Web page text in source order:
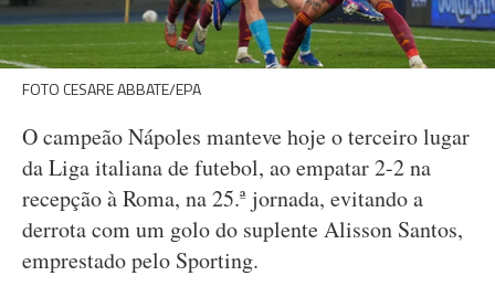
FOTO CESARE ABBATE/EPA
O campeão Nápoles manteve hoje o terceiro lugar
da Liga italiana de futebol, ao empatar 2-2 na
recepção à Roma, na 25.ª jornada, evitando a
derrota com um golo do suplente Alisson Santos,
emprestado pelo Sporting.